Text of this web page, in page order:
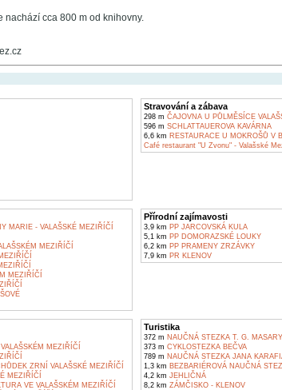
nachází cca 800 m od knihovny.
Stravování a zábava
298 m ČAJOVNA U PŮLMĚSÍCE
596 m SCHLATTAUEROVA KAVÁRNA
6,6 km RESTAURACE U MOKROŠŮ V
Café restaurant "U Zvonu" - Valašské
MARIE - VALAŠSKÉ MEZIŘÍČÍ
MEZIŘÍČÍ
MEZIŘÍČÍ
Přírodní zajímavosti
3,9 km PP JARCOVSKÁ KULA
5,1 km PP DOMORAZSKÉ LOUKY
6,2 km PP PRAMENY ZRZÁVKY
7,9 km PR KLENOV
MEZIŘÍČÍ
ZRNÍ VALAŠSKÉ MEZIŘÍČÍ
MEZIŘÍČÍ
VE VALAŠSKÉM MEZIŘÍČÍ
Turistika
372 m NAUČNÁ STEZKA T. G.
373 m CYKLOSTEZKA BEČVA
789 m NAUČNÁ STEZKA JANA
1,3 km BEZBARIÉROVÁ NAUČNÁ
4,2 km JEHLIČNÁ
8,2 km ZÁMČISKO - KLENOV